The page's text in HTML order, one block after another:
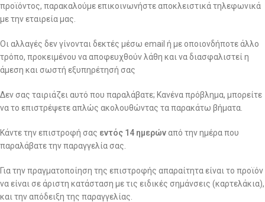
προϊόντος, παρακαλούμε επικοινωνήστε αποκλειστικά τηλεφωνικά
με την εταιρεία μας.
Οι αλλαγές δεν γίνονται δεκτές μέσω email ή με οποιονδήποτε άλλο
τρόπο, προκειμένου να αποφευχθούν λάθη και να διασφαλιστεί η
άμεση και σωστή εξυπηρέτησή σας
Δεν σας ταιριάζει αυτό που παραλάβατε; Κανένα πρόβλημα, μπορείτε
να το επιστρέψετε απλώς ακολουθώντας τα παρακάτω βήματα.
Κάντε την επιστροφή σας εντός 14 ημερώναπό την ημέρα που
παραλάβατε την παραγγελία σας.
Για την πραγματοποίηση της επιστροφής απαραίτητα είναι το προϊόν
να είναι σε άριστη κατάσταση με τις ειδικές σημάνσεις (καρτελάκια),
και την απόδειξη της παραγγελίας.